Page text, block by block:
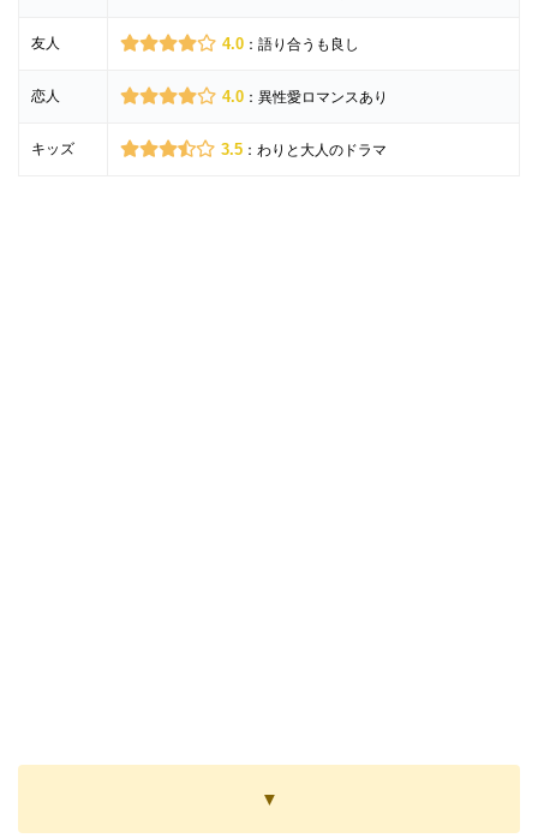
友人 4.0：語り合うも良し
恋人 4.0：異性愛ロマンスあり
キッズ 3.5：わりと大人のドラマ
▼